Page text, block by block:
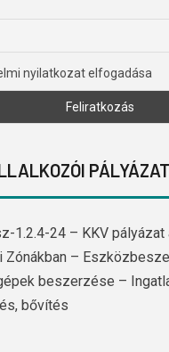
nyilatkozat elfogadása
PÁLYÁZAT
1.2.4-24 – KKV pályázat
Zónákban –
beszerzése –
bővítés